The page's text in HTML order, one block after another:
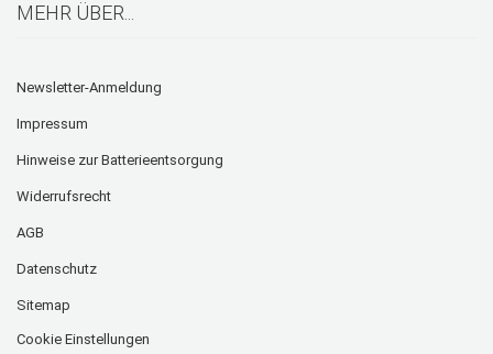
MEHR ÜBER...
Newsletter-Anmeldung
Impressum
Hinweise zur Batterieentsorgung
Widerrufsrecht
AGB
Datenschutz
Sitemap
Cookie Einstellungen